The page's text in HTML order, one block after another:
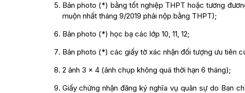
Bản photo (*) bằng tốt nghiệp THPT hoặc tương
muộn nhất tháng 9/2019 phải nộp bằng THPT);
Bản photo (*) học bạ các lớp 10, 11, 12;
Bản photo (*) các giấy tờ xác nhận đối tượng ưu tiên
2 ảnh 3 x 4 (ảnh chụp không quá thời hạn 6 tháng);
Giấy chứng nhận đăng ký nghĩa vụ quân sự do Ban